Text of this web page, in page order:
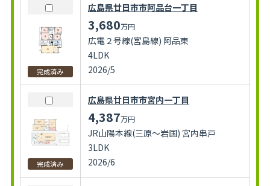
完成済み
広島県廿日市市阿品台一丁目
3,680万円
広電２号線(宮島線) 阿品東
4LDK
2026/5
完成済み
広島県廿日市市宮内一丁目
4,387万円
JR山陽本線(三原～岩国) 宮内串戸
3LDK
2026/6